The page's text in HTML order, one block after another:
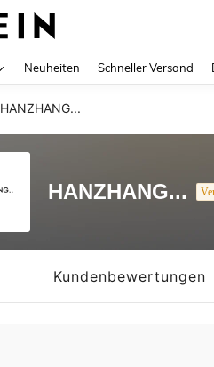
Neuheiten Schneller Versand
HANZHANG...
HANZHANG...
Kundenbewertungen